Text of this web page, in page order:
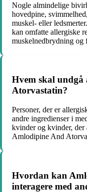
Nogle almindelige
hovedpine,
muskel- eller
kan omfatte allergiske
muskelnedbrydning og
Hvem skal
Atorvastatin?
Personer, der er
andre ingredienser i
kvinder og kvinder, der
Amlodipine And
Hvordan kan
interagere med